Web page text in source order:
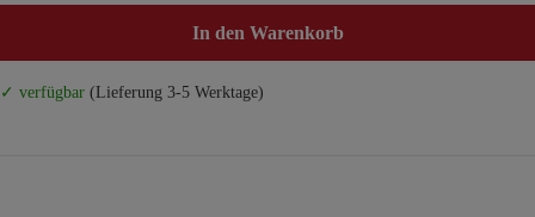
In den Warenkorb
✓ verfügbar (Lieferung 3-5 Werktage)